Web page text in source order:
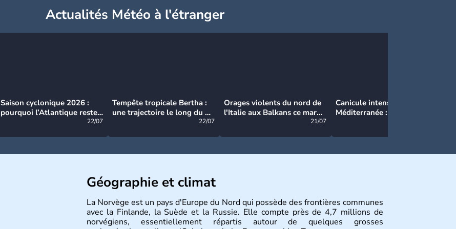
Actualités Météo à l'étranger
Saison cyclonique 2026 :
pourquoi l’Atlantique reste
22/07
Tempête tropicale Bertha :
une trajectoire le long du du
22/07
Orages violents du nord de
l'Italie aux Balkans ce mardi
21/07
Canicule intense en
Méditerranée : près de 50°C
Géographie et climat
La Norvège est un pays d'Europe du Nord qui possède des frontières communes
avec la Finlande, la Suède et la Russie. Elle compte près de 4,7 millions de
norvégiens, essentiellement répartis autour de quelques grosses